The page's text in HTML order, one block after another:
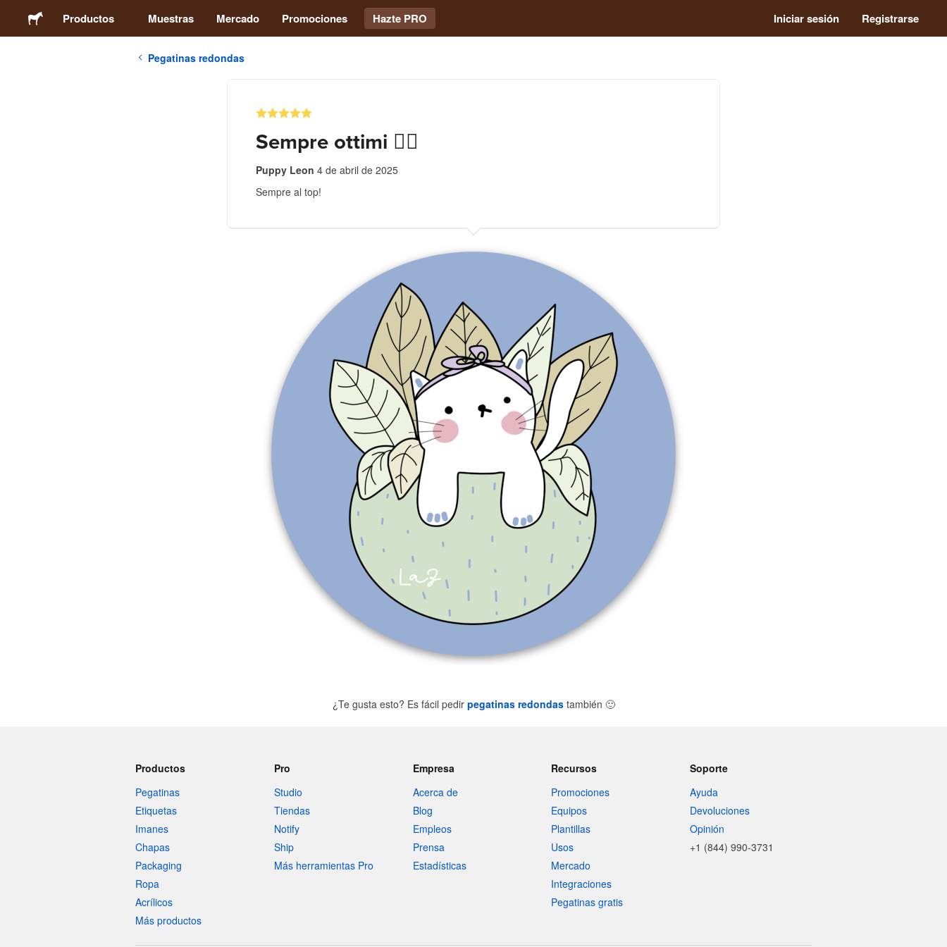
Productos Muestras Mercado Promociones Hazte PRO Iniciar sesión Registrarse
Pegatinas redondas
Sempre ottimi 👍🏻
Puppy Leon 4 de abril de 2025
Sempre al top!
¿Te gusta esto? Es fácil pedir pegatinas redondastambién 🙂
Productos
Pegatinas
Etiquetas
Imanes
Chapas
Packaging
Ropa
Acrílicos
Más productos
Pro
Studio
Tiendas
Notify
Ship
Más herramientas Pro
Empresa
Acerca de
Blog
Empleos
Prensa
Estadísticas
Recursos
Promociones
Equipos
Plantillas
Usos
Mercado
Integraciones
Pegatinas gratis
Soporte
Ayuda
Devoluciones
Opinión
+1 (844) 990-3731